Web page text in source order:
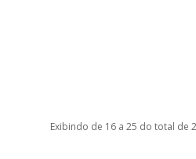
Exibindo de 16 a 25 do total de